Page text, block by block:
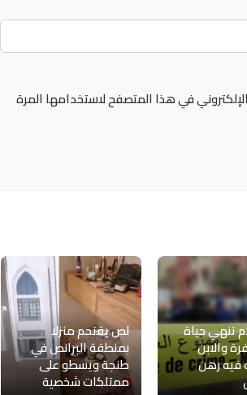
في هذا المتصفح لاستخدامها المرة
تنهي حياة
والابن
فيه رهن
لص يقتحم منزلا
بمنطقة البرانص في
طنجة ويسطو على
ممتلكات شخصية